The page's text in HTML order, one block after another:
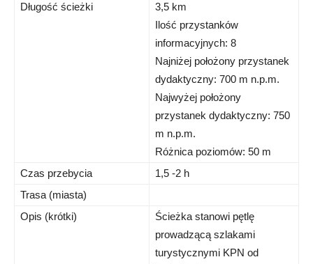
Długość ścieżki
3,5 km
Ilość przystanków
informacyjnych: 8
Najniżej położony przystanek
dydaktyczny: 700 m n.p.m.
Najwyżej położony
przystanek dydaktyczny: 750
m n.p.m.
Różnica poziomów: 50 m
Czas przebycia
1,5 -2 h
Trasa (miasta)
Opis (krótki)
Ścieżka stanowi pętlę
prowadzącą szlakami
turystycznymi KPN od